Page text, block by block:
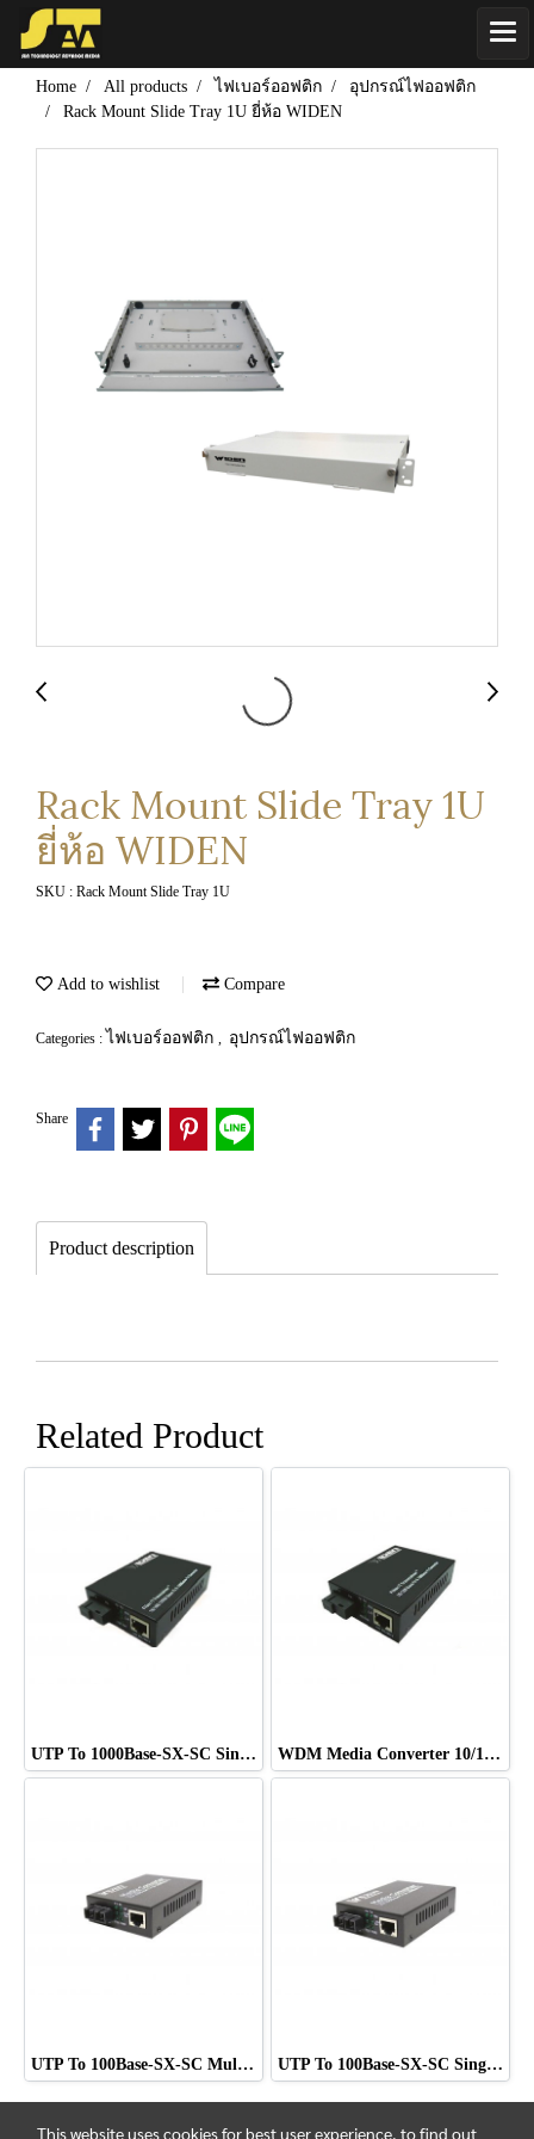
Home All products ไฟเบอร์ออฟติก
อุปกรณ์ไฟออฟติก
Rack Mount Slide Tray 1U ยี่ห้อ WIDEN
Rack Mount Slide Tray 1U
ยี่ห้อ WIDEN
SKU : Rack Mount Slide Tray 1U
Add to wishlist Compare
Categories : ไฟเบอร์ออฟติก , อุปกรณ์ไฟออฟติก
Share
Product description
Related Product
UTP To 1000Base-SX-SC Single Mode ยี่ห้อ WIDEN WDM Media Converter 10/100 Single Mode ,1 Port RJ45 ยี่ห้อ WIDEN
UTP To 100Base-SX-SC Multi Mode ยี่ห้อ WIDEN UTP To 100Base-SX-SC Single Mode ยี่ห้อ WIDEN
This website uses cookies for best user experience, to find out